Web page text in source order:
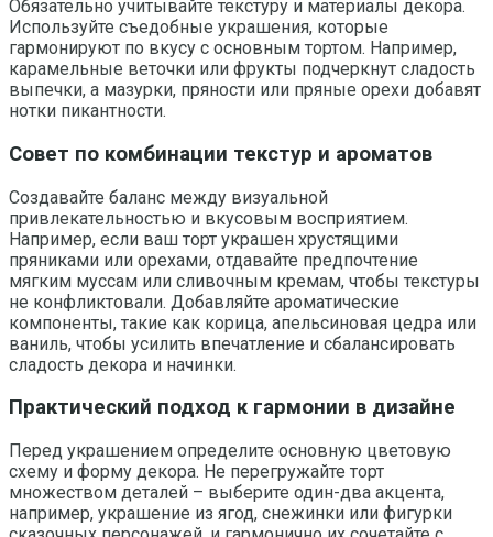
Обязательно учитывайте текстуру и материалы декора.
Используйте съедобные украшения, которые
гармонируют по вкусу с основным тортом. Например,
карамельные веточки или фрукты подчеркнут сладость
выпечки, а мазурки, пряности или пряные орехи добавят
нотки пикантности.
Совет по комбинации текстур и ароматов
Создавайте баланс между визуальной
привлекательностью и вкусовым восприятием.
Например, если ваш торт украшен хрустящими
пряниками или орехами, отдавайте предпочтение
мягким муссам или сливочным кремам, чтобы текстуры
не конфликтовали. Добавляйте ароматические
компоненты, такие как корица, апельсиновая цедра или
ваниль, чтобы усилить впечатление и сбалансировать
сладость декора и начинки.
Практический подход к гармонии в дизайне
Перед украшением определите основную цветовую
схему и форму декора. Не перегружайте торт
множеством деталей – выберите один-два акцента,
например, украшение из ягод, снежинки или фигурки